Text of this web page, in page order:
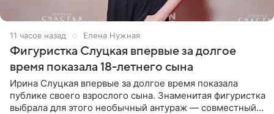
11 часов назад Елена Нужная
Фигуристка Слуцкая впервые за долгое
время показала 18-летнего сына
Ирина Слуцкая впервые за долгое время показала
публике своего взрослого сына. Знаменитая фигуристка
выбрала для этого необычный антураж — совместный